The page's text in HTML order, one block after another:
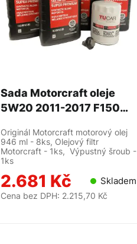
Sada Motorcraft oleje
5W20 2011-2017 F150
Originál Motorcraft motorový olej
946 ml - 8ks, Olejový filtr
Motorcraft - 1ks, Výpustný šroub -
1ks
2.681 Kč Skladem
Cena bez DPH: 2.215,70 Kč